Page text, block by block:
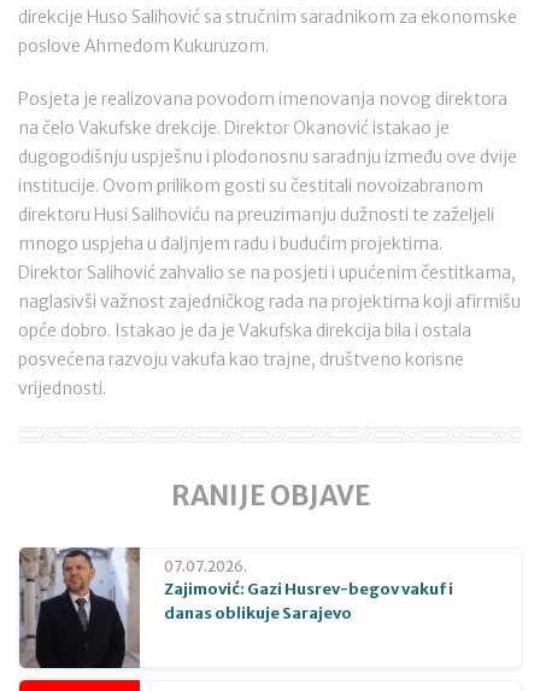
direkcije Huso Salihović sa stručnim saradnikom za ekonomske
poslove Ahmedom Kukuruzom.
Posjeta je realizovana povodom imenovanja novog direktora
na čelo Vakufske drekcije. Direktor Okanović istakao je
dugogodišnju uspješnu i plodonosnu saradnju između ove dvije
institucije. Ovom prilikom gosti su čestitali novoizabranom
direktoru Husi Salihoviću na preuzimanju dužnosti te zaželjeli
mnogo uspjeha u daljnjem radu i budućim projektima.
Direktor Salihović zahvalio se na posjeti i upućenim čestitkama,
naglasivši važnost zajedničkog rada na projektima koji afirmišu
opće dobro. Istakao je da je Vakufska direkcija bila i ostala
posvećena razvoju vakufa kao trajne, društveno korisne
vrijednosti.
RANIJE OBJAVE
07.07.2026.
Zajimović: Gazi Husrev-begov vakuf i
danas oblikuje Sarajevo